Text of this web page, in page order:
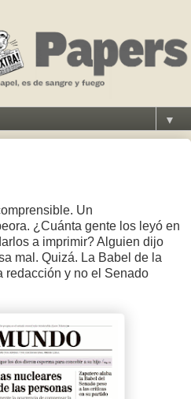
▼
Un
¿Cuánta gente los leyó en
a imprimir? Alguien dijo
mal. Quizá. La Babel de la
redacción y no el Senado